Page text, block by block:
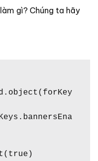
gì? Chúng ta hãy